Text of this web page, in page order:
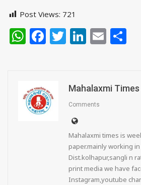
Post Views: 721
WhatsApp
Facebook
Twitter
LinkedIn
Email
Mahalaxmi Times
Comments
Mahalaxmi times is
paper.mainly working
Dist.kolhapur,sangli n
print media we have
Instagram,youtube